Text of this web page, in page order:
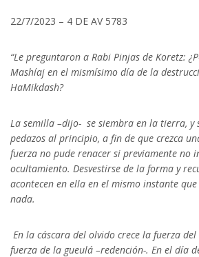
22/7/2023 – 4 DE AV 5783
“Le preguntaron a Rabi Pinjas de Koretz:
Mashíaj en el mismísimo día de la
HaMikdash?
La semilla –dijo- se siembra en la tierra, y
pedazos al principio, a fin de que crezca
fuerza no pude renacer si previamente no
ocultamiento. Desvestirse de la forma y
acontecen en ella en el mismo instante
nada.
En la cáscara del olvido crece la fuerza
fuerza de la gueulá –redención-. En el día